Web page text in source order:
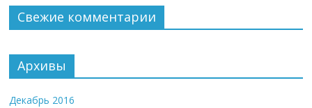
Свежие комментарии
Архивы
Декабрь 2016